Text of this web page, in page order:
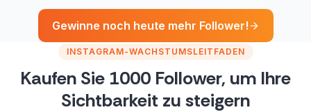
Gewinne noch heute mehr Follower!
INSTAGRAM-WACHSTUMSLEITFADEN
Kaufen Sie 1000 Follower, um Ihre
Sichtbarkeit zu steigern